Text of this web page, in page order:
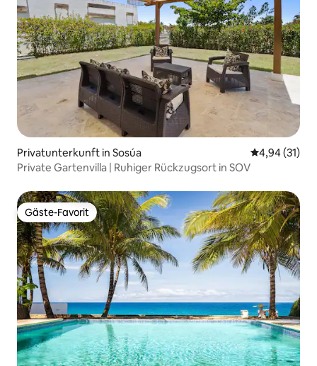
Privatunterkunft in Sosúa
4,94 (31)
Private Gartenvilla | Ruhiger Rückzugsort in SOV
Gäste-Favorit
Gäste-Favorit